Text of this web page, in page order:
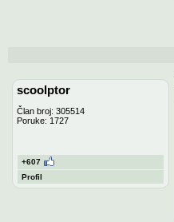
scoolptor
Član broj: 305514
Poruke: 1727
+607
Profil